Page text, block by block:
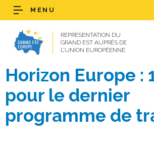
REPRÉSENTATION DU
GRAND EST AUPRÈS DE
L’UNION EUROPÉENNE
MENU
Horizon Europe :
pour le dernier
programme de